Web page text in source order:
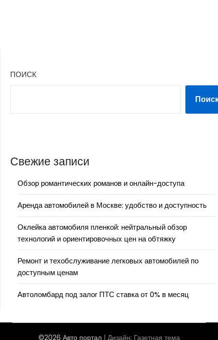
ПОИСК
Свежие записи
Обзор романтических романов и онлайн-доступа
Аренда автомобилей в Москве: удобство и доступность
Оклейка автомобиля пленкой: нейтральный обзор
технологий и ориентировочных цен на обтяжку
Ремонт и техобслуживание легковых автомобилей по
доступным ценам
Автоломбард под залог ПТС ставка от 0% в месяц
©2026 Авто портал | Дизайн: Газетная тема